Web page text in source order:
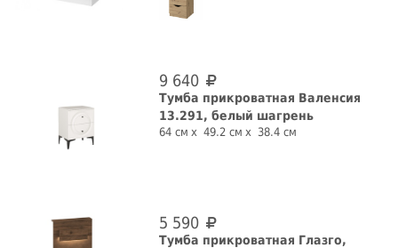
9 640
Тумба прикроватная Валенсия
13.291, белый шагрень
64 см 49.2 см 38.4 см
5 590
Тумба прикроватная Глазго,